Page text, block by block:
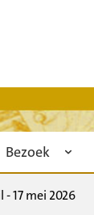
Bezoek
17 mei 2026